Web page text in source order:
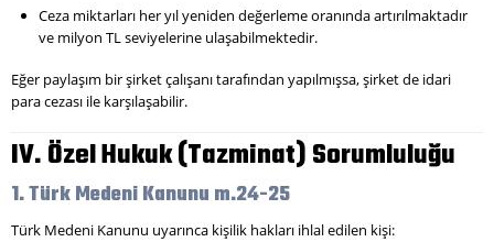
Ceza miktarları her yıl yeniden değerleme oranında artırılmaktadır
ve milyon TL seviyelerine ulaşabilmektedir.
Eğer paylaşım bir şirket çalışanı tarafından yapılmışsa, şirket de idari
para cezası ile karşılaşabilir.
IV. Özel Hukuk (Tazminat) Sorumluluğu
1. Türk Medeni Kanunu m.24-25
Türk Medeni Kanunu uyarınca kişilik hakları ihlal edilen kişi: